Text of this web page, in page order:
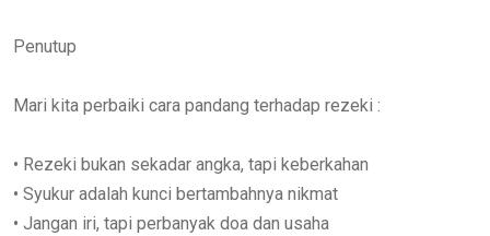
Penutup
Mari kita perbaiki cara pandang terhadap rezeki :
• Rezeki bukan sekadar angka, tapi keberkahan
• Syukur adalah kunci bertambahnya nikmat
• Jangan iri, tapi perbanyak doa dan usaha